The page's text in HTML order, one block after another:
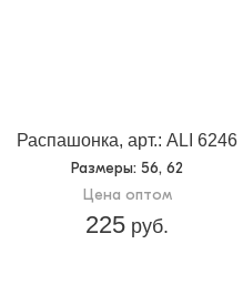
Распашонка, арт.: ALI 6246
Размеры: 56, 62
Цена оптом
225 руб.